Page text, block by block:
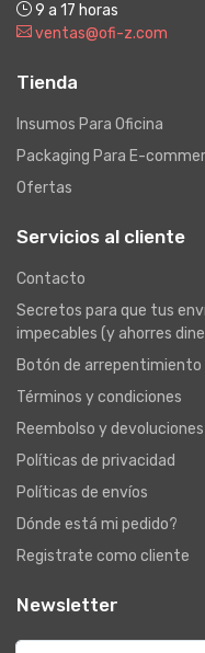
9 a 17 horas
ventas@ofi-z.com
Tienda
Insumos Para Oficina
Packaging Para E-
Ofertas
Servicios al cliente
Contacto
Secretos para que tus
impecables (y ahorres
Botón de arrepentimiento
Términos y condiciones
Reembolso y devoluciones
Políticas de privacidad
Políticas de envíos
Dónde está mi pedido?
Registrate como cliente
Newsletter